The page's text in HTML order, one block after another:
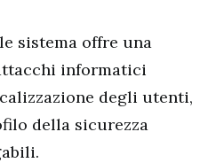
sistema offre una
informatici
degli utenti,
della sicurezza